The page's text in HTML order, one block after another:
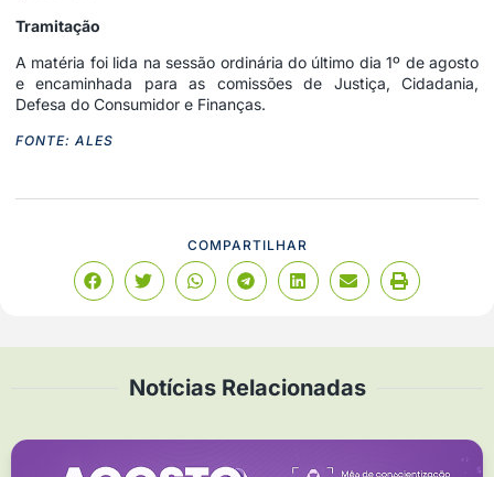
Tramitação
A matéria foi lida na sessão ordinária do último dia 1º de agosto
e encaminhada para as comissões de Justiça, Cidadania,
Defesa do Consumidor e Finanças.
FONTE: ALES
COMPARTILHAR
Notícias Relacionadas